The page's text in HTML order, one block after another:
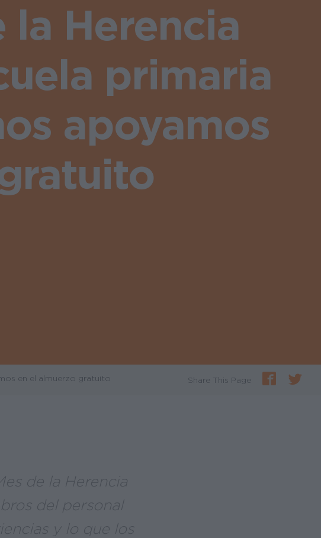
la Herencia
primaria
apoyamos
en el almuerzo gratuito Share This Page
de la Herencia
del personal
y lo que los